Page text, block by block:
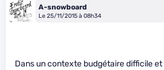
A-snowboard
Le 25/11/2015 à 08h34
Dans un contexte budgétaire difficile et